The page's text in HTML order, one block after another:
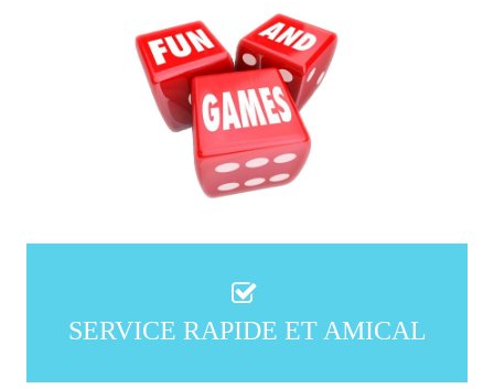
SERVICE RAPIDE ET AMICAL